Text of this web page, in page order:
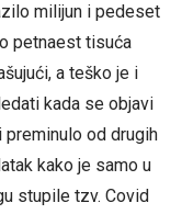
milijun i pedeset
petnaest tisuća
a teško je i
kada se objavi
od drugih
kako je samo u
stupile tzv. Covid